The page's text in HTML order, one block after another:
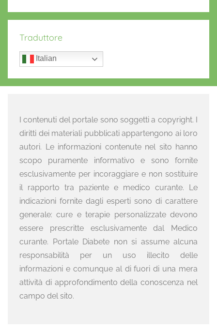
Traduttore
Italian
I contenuti del portale sono soggetti a copyright. I
diritti dei materiali pubblicati appartengono ai loro
autori. Le informazioni contenute nel sito hanno
scopo puramente informativo e sono fornite
esclusivamente per incoraggiare e non sostituire
il rapporto tra paziente e medico curante. Le
indicazioni fornite dagli esperti sono di carattere
generale: cure e terapie personalizzate devono
essere prescritte esclusivamente dal Medico
curante. Portale Diabete non si assume alcuna
responsabilità per un uso illecito delle
informazioni e comunque al di fuori di una mera
attività di approfondimento della conoscenza nel
campo del sito.